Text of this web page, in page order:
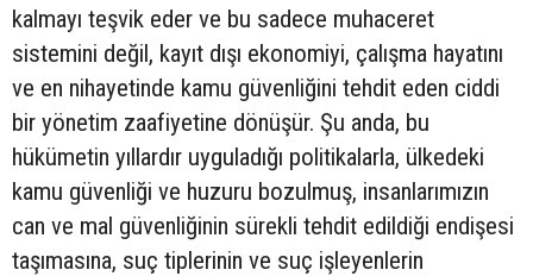
kalmayı teşvik eder ve bu sadece muhaceret
sistemini değil, kayıt dışı ekonomiyi, çalışma hayatını
ve en nihayetinde kamu güvenliğini tehdit eden ciddi
bir yönetim zaafiyetine dönüşür. Şu anda, bu
hükümetin yıllardır uyguladığı politikalarla, ülkedeki
kamu güvenliği ve huzuru bozulmuş, insanlarımızın
can ve mal güvenliğinin sürekli tehdit edildiği endişesi
taşımasına, suç tiplerinin ve suç işleyenlerin